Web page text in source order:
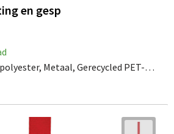
en gesp
Metaal, Gerecycled PET-kunststof